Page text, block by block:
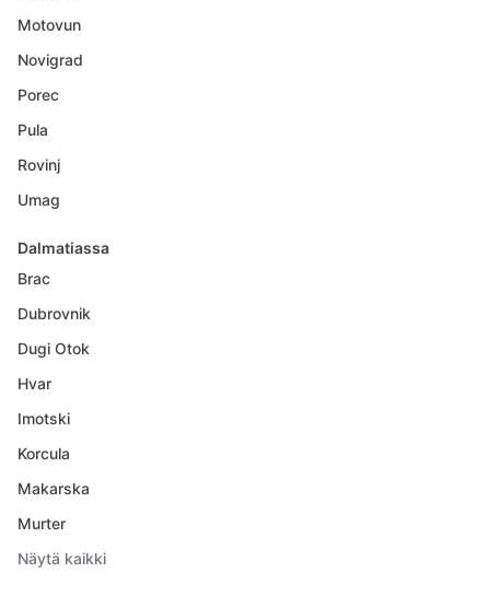
Motovun
Novigrad
Porec
Pula
Rovinj
Umag
Dalmatiassa
Brac
Dubrovnik
Dugi Otok
Hvar
Imotski
Korcula
Makarska
Murter
Näytä kaikki